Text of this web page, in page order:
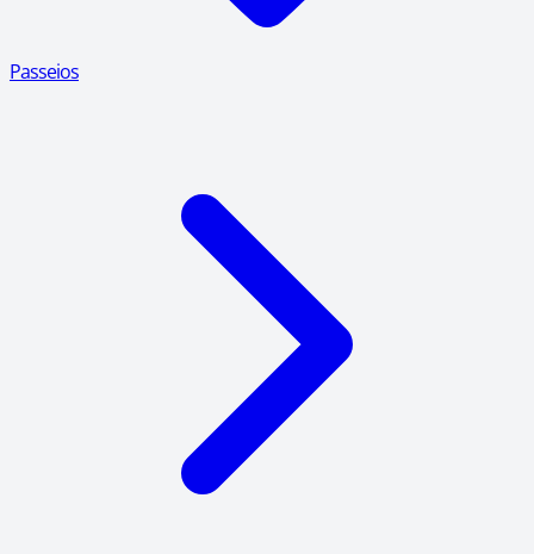
Passeios